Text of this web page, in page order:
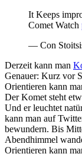
It Keeps
Comet Watch
— Con
Derzeit kann man
Genauer: Kurz vor
Orientieren kann
Der Komet steht
Und er leuchtet
kann man auf
bewundern. Bis
Abendhimmel
Orientieren kann